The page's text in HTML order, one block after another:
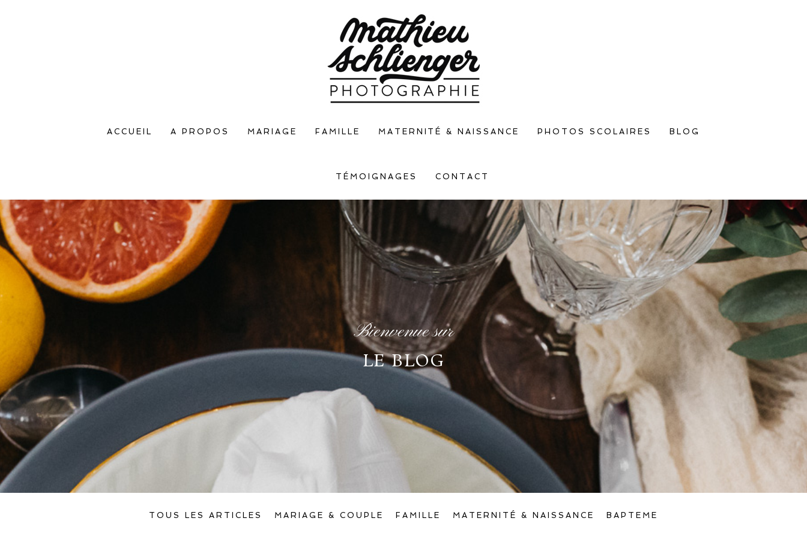
ACCUEIL A PROPOS MARIAGE FAMILLE MATERNITÉ & NAISSANCE PHOTOS SCOLAIRES BLOG
TÉMOIGNAGES CONTACT
Bienvenue sur
LE BLOG
TOUS LES ARTICLES MARIAGE & COUPLE FAMILLE MATERNITÉ & NAISSANCE BAPTEME